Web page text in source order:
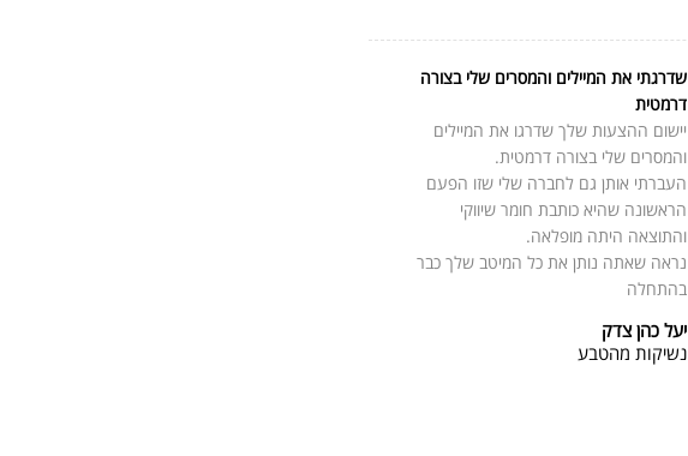
שדרגתי את המיילים והמסרים שלי בצורה
דרמטית
יישום ההצעות שלך שדרגו את המיילים
והמסרים שלי בצורה דרמטית.
העברתי אותן גם לחברה שלי שזו הפעם
הראשונה שהיא כותבת חומר שיווקי
והתוצאה היתה מופלאה.
נראה שאתה נותן את כל המיטב שלך כבר
בהתחלה
יעל כהן צדק
נשיקות מהטבע